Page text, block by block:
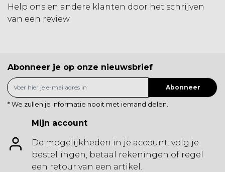
Help ons en andere klanten door het schrijven
van een review
Abonneer je op onze nieuwsbrief
Abonneer
* We zullen je informatie nooit met iemand delen.
Mijn account
De mogelijkheden in je account: volg je
bestellingen, betaal rekeningen of regel
een retour van een artikel.